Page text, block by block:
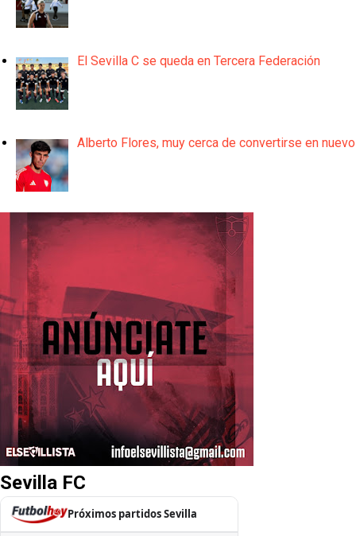
El Sevilla C se queda en Tercera Federación
Alberto Flores, muy cerca de convertirse en
Sevilla FC